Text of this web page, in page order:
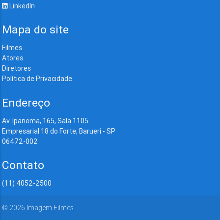
LinkedIn
Mapa do site
Filmes
Atores
Diretores
Política de Privacidade
Endereço
Av. Ipanema, 165, Sala 1105
Empresarial 18 do Forte, Barueri - SP
06472-002
Contato
(11) 4052-2500
© 2026 Imagem Filmes